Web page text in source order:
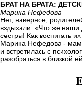
БРАТ НА БРАТА:
Марина Нефедова
Нет, наверное,
вздыхали: «Что же наши
сестры! Как воспитать
Марина Нефедова -
и встретилась с
разобраться в близкой